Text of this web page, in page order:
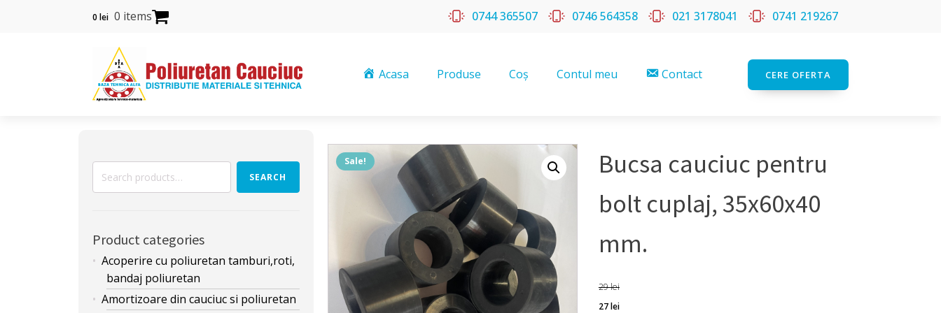
0 lei 0 items 0744 365507 0746 564358 021 3178041 0741 219267
Acasa Produse Coș Contul meu Contact CERE OFERTA
Search
SEARCH
Product categories
Acoperire cu poliuretan tamburi,roti,
bandaj poliuretan
Amortizoare din cauciuc si poliuretan
Sale!
Bucsa cauciuc pentru
bolt cuplaj, 35x60x40
mm.
29lei
27lei